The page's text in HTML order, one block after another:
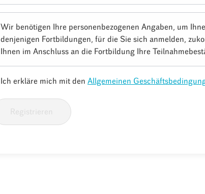
Wir benötigen Ihre personenbezogenen Angaben, um
denjenigen Fortbildungen, für die Sie sich anmelden,
Ihnen im Anschluss an die Fortbildung Ihre
Ich erkläre mich mit den Allgemeinen
Registrieren